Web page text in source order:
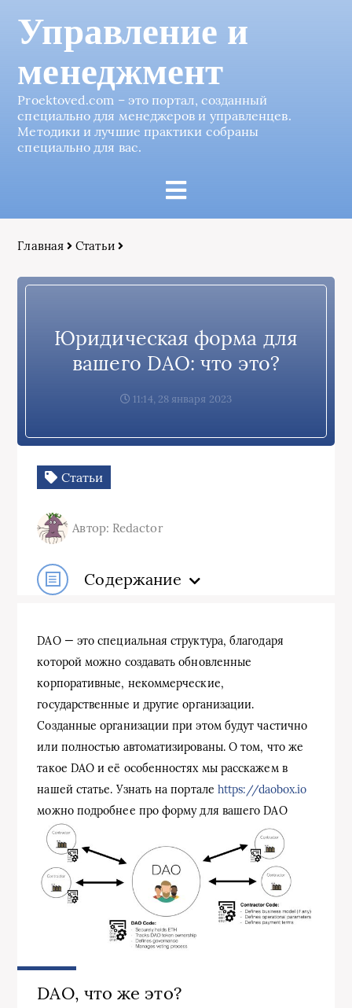
Управление и
менеджмент
Proektoved.com – это портал, созданный
специально для менеджеров и управленцев.
Методики и лучшие практики собраны
специально для вас.
Главная Статьи
Юридическая форма для
вашего DAO: что это?
11:14, 28 января 2023
Статьи
Автор: Redactor
Содержание
DAO — это специальная структура, благодаря
которой можно создавать обновленные
корпоративные, некоммерческие,
государственные и другие организации.
Созданные организации при этом будут частично
или полностью автоматизированы. О том, что же
такое DAO и её особенностях мы расскажем в
нашей статье. Узнать на портале https://daobox.io
можно подробнее про форму для вашего DAO
DAO, что же это?